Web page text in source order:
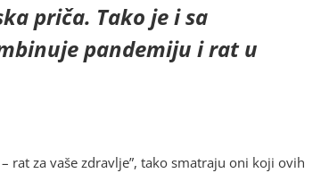
priča. Tako je i sa
pandemiju i rat u
rat za vaše zdravlje”, tako smatraju oni koji ovih